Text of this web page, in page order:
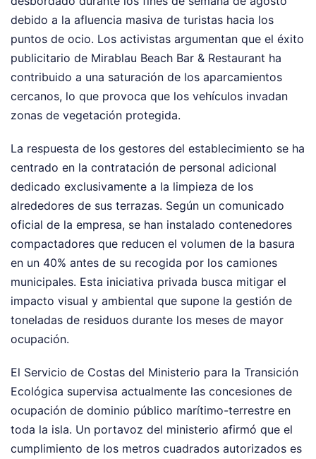
debido a la afluencia masiva de turistas hacia los
puntos de ocio. Los activistas argumentan que el éxito
publicitario de Mirablau Beach Bar & Restaurant ha
contribuido a una saturación de los aparcamientos
cercanos, lo que provoca que los vehículos invadan
zonas de vegetación protegida.
La respuesta de los gestores del establecimiento se ha
centrado en la contratación de personal adicional
dedicado exclusivamente a la limpieza de los
alrededores de sus terrazas. Según un comunicado
oficial de la empresa, se han instalado contenedores
compactadores que reducen el volumen de la basura
en un 40% antes de su recogida por los camiones
municipales. Esta iniciativa privada busca mitigar el
impacto visual y ambiental que supone la gestión de
toneladas de residuos durante los meses de mayor
ocupación.
El Servicio de Costas del Ministerio para la Transición
Ecológica supervisa actualmente las concesiones de
ocupación de dominio público marítimo-terrestre en
toda la isla. Un portavoz del ministerio afirmó que el
cumplimiento de los metros cuadrados autorizados es